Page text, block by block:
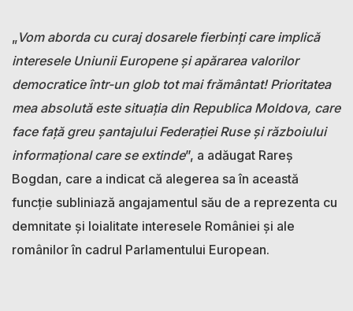
„Vom aborda cu curaj dosarele fierbinți care implică
interesele Uniunii Europene și apărarea valorilor
democratice într-un glob tot mai frământat! Prioritatea
mea absolută este situația din Republica Moldova, care
face față greu șantajului Federației Ruse și războiului
informațional care se extinde”, a adăugat Rareș
Bogdan, care a indicat că alegerea sa în această
funcție subliniază angajamentul său de a reprezenta cu
demnitate și loialitate interesele României și ale
românilor în cadrul Parlamentului European.